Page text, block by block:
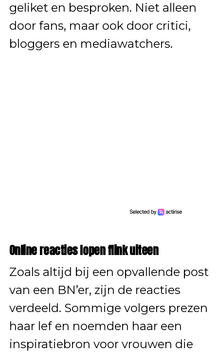
geliket en besproken. Niet alleen
door fans, maar ook door critici,
bloggers en mediawatchers.
Online reacties lopen flink uiteen
Zoals altijd bij een opvallende post
van een BN’er, zijn de reacties
verdeeld. Sommige volgers prezen
haar lef en noemden haar een
inspiratiebron voor vrouwen die